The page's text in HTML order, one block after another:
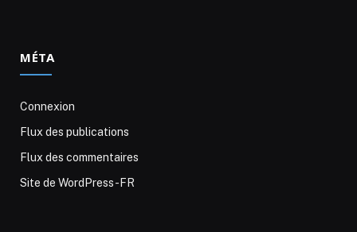
MÉTA
Connexion
Flux des publications
Flux des commentaires
Site de WordPress-FR